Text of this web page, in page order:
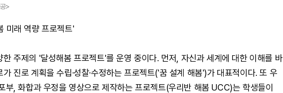
>
미래 역량 프로젝트'
한 주제의 '달성해봄 프로젝트'를 운영 중이다. 먼저, 자신과 세계에 대한 이해를 바
진로 계획을 수립·성찰·수정하는 프로젝트('꿈 설계 해봄')가 대표적이다. 또 우
부, 화합과 우정을 영상으로 제작하는 프로젝트(우리반 해봄 UCC)는 학생들이